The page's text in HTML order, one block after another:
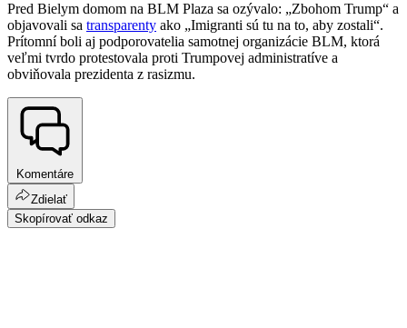
Pred Bielym domom na BLM Plaza sa ozývalo: „Zbohom Trump“ a
objavovali sa transparenty ako „Imigranti sú tu na to, aby zostali“.
Prítomní boli aj podporovatelia samotnej organizácie BLM, ktorá
veľmi tvrdo protestovala proti Trumpovej administratíve a
obviňovala prezidenta z rasizmu.
Komentáre
Zdielať
Skopírovať odkaz